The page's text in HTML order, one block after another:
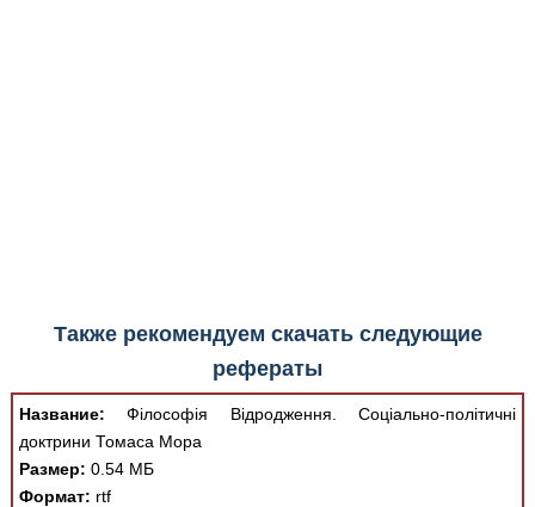
Также рекомендуем скачать следующие
рефераты
Название: Філософія Відродження. Соціально-політичні
доктрини Томаса Мора
Размер: 0.54 МБ
Формат: rtf